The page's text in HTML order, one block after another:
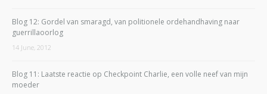
Blog 12: Gordel van smaragd, van politionele ordehandhaving naar
guerrillaoorlog
14 June, 2012
Blog 11: Laatste reactie op Checkpoint Charlie, een volle neef van mijn
moeder